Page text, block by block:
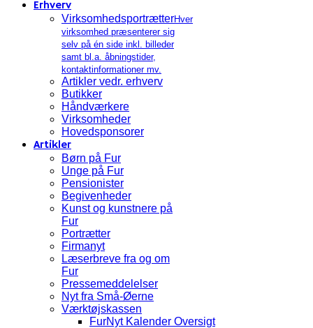
Erhverv
VirksomhedsportrætterHver
virksomhed præsenterer sig
selv på én side inkl. billeder
samt bl.a. åbningstider,
kontaktinformationer mv.
Artikler vedr. erhverv
Butikker
Håndværkere
Virksomheder
Hovedsponsorer
Artikler
Børn på Fur
Unge på Fur
Pensionister
Begivenheder
Kunst og kunstnere på
Fur
Portrætter
Firmanyt
Læserbreve fra og om
Fur
Pressemeddelelser
Nyt fra Små-Øerne
Værktøjskassen
FurNyt Kalender Oversigt